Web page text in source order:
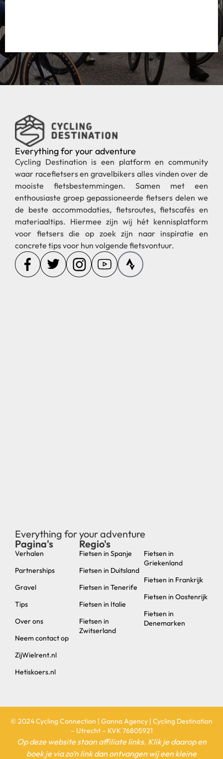
Everything for your adventure
Cycling Destination is een platform en community
waar racefietsers en gravelbikers alles vinden over de
mooiste fietsbestemmingen. Samen met een
enthousiaste groep gepassioneerde fietsers delen we
de beste accommodaties, fietsroutes, fietscafés en
materiaaltips. Hiermee zijn wij hét kennisplatform
voor fietsers die op zoek zijn naar inspiratie en
concrete tips voor hun volgende fietsvontuur.
Everything for your adventure
Pagina's
Verhalen
Partnerships
Gravel
Tips
Over ons
Neem contact op
ZijWielrent.nl
Hetiskoers.nl
Regio's
Fietsen in Spanje
Fietsen in Duitsland
Fietsen in Tenerife
Fietsen in Italie
Fietsen in
Zwitserland
Fietsen in
Griekenland
Fietsen in Frankrijk
Fietsen in Oostenrijk
Fietsen in
Denemarken
© 2024 Cycling Connection | Ganna Agency | Cycling Destination
– Utrecht – KVK 76805921
Op deze website staan affiliate links. Klik je daarop en
boek je via zo’n link dan ontvangen wij een kleine